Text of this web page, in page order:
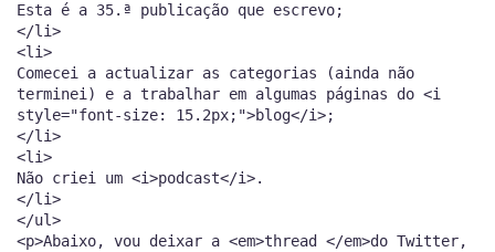
Esta é a 35.ª publicação que escrevo;
</li>
<li>
Comecei a actualizar as categorias (ainda não
terminei) e a trabalhar em algumas páginas do <i
style="font-size: 15.2px;">blog</i>;
</li>
<li>
Não criei um <i>podcast</i>.
</li>
</ul>
<p>Abaixo, vou deixar a <em>thread </em>do Twitter,